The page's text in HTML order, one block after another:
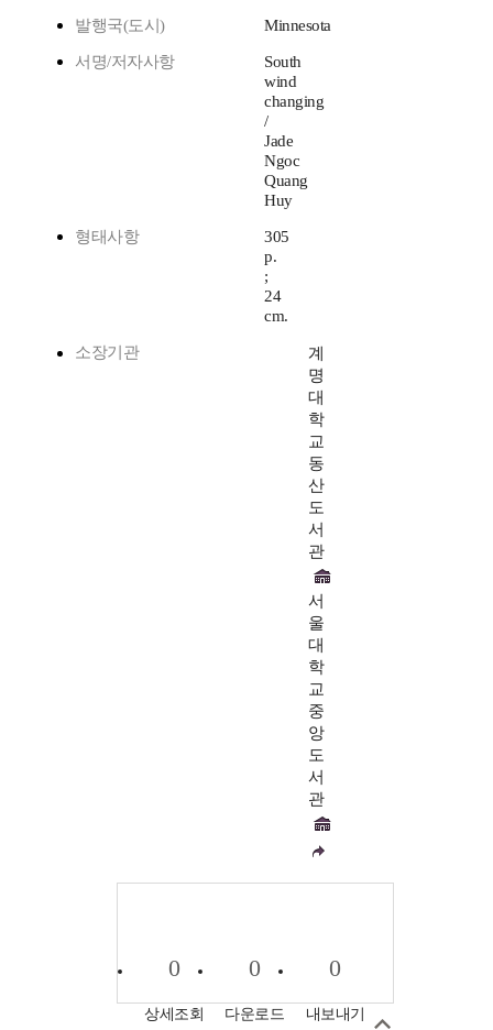
발행국(도시) Minnesota
서명/저자사항
South
wind
changing
/
Jade
Ngoc
Quang
Huy
형태사항
305
p.
;
24
cm.
소장기관
계
명
대
학
교
동
산
도
서
관
서
울
대
학
교
중
앙
도
서
관
0
상세조회
0
다운로드
0
내보내기